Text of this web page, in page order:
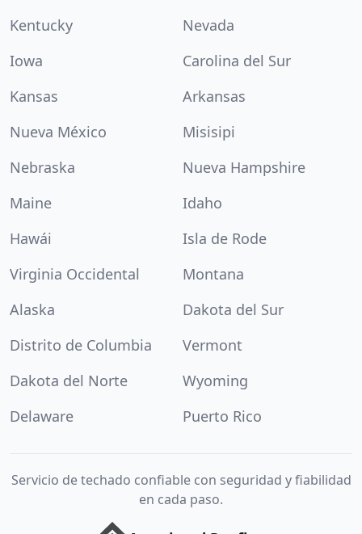
Kentucky
Nevada
Iowa
Carolina del Sur
Kansas
Arkansas
Nueva México
Misisipi
Nebraska
Nueva Hampshire
Maine
Idaho
Hawái
Isla de Rode
Virginia Occidental
Montana
Alaska
Dakota del Sur
Distrito de Columbia
Vermont
Dakota del Norte
Wyoming
Delaware
Puerto Rico
Servicio de techado confiable con seguridad y fiabilidad
en cada paso.